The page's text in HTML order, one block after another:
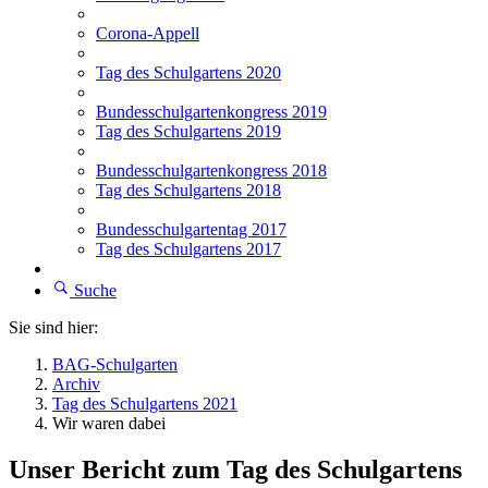
Corona-Appell
Tag des Schulgartens 2020
Bundesschulgartenkongress 2019
Tag des Schulgartens 2019
Bundesschulgartenkongress 2018
Tag des Schulgartens 2018
Bundesschulgartentag 2017
Tag des Schulgartens 2017
Suche
Sie sind hier:
BAG-Schulgarten
Archiv
Tag des Schulgartens 2021
Wir waren dabei
Unser Bericht zum Tag des Schulgartens